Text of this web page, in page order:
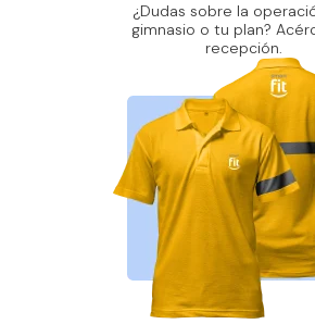
¿Dudas sobre la
gimnasio o tu plan?
recepción.